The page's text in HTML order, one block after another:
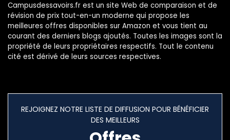
Campusdessavoirs.fr est un site Web de comparaison et de
révision de prix tout-en-un moderne qui propose les
meilleures offres disponibles sur Amazon et vous tient au
courant des derniers blogs ajoutés. Toutes les images sont la
propriété de leurs propriétaires respectifs. Tout le contenu
cité est dérivé de leurs sources respectives.
REJOIGNEZ NOTRE LISTE DE DIFFUSION POUR BÉNÉFICIER
DES MEILLEURS